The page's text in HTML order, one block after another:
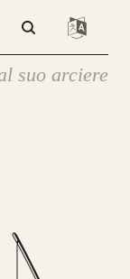
suo arciere